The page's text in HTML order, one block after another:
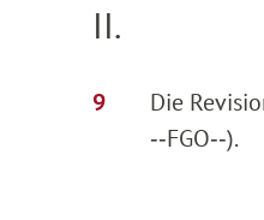
II.
Die
‑‑FGO‑‑).